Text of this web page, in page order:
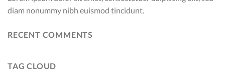
diam nonummy nibh euismod tincidunt.
RECENT COMMENTS
TAG CLOUD